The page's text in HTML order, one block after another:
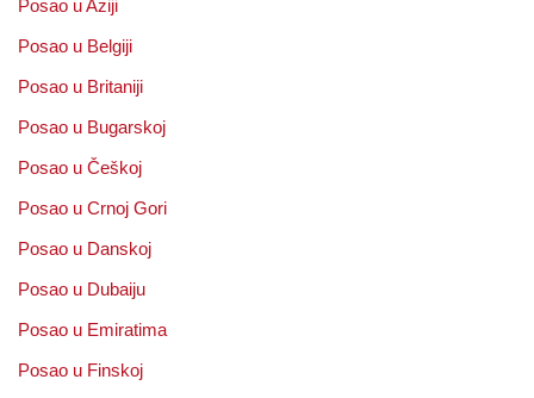
Posao u Aziji
Posao u Belgiji
Posao u Britaniji
Posao u Bugarskoj
Posao u Češkoj
Posao u Crnoj Gori
Posao u Danskoj
Posao u Dubaiju
Posao u Emiratima
Posao u Finskoj